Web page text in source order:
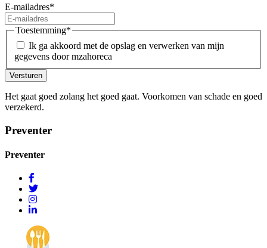
E-mailadres*
Toestemming*
Ik ga akkoord met de opslag en verwerken van mijn
gegevens door mzahoreca
Versturen
Het gaat goed zolang het goed gaat. Voorkomen van schade en goed
verzekerd.
Preventer
Preventer